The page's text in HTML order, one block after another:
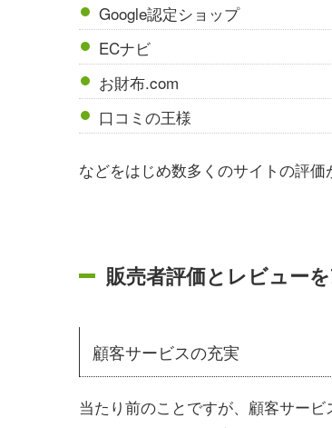
Google認定ショップ
ECナビ
お財布.com
口コミの王様
などをはじめ数多くのサイトの評価
販売者評価とレビュー
顧客サービスの充実
当たり前のことですが、顧客サー